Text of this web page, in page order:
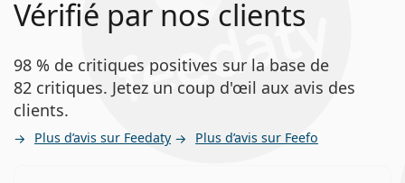
Aux personnes qui portent régulièrement des
lentilles de contact.
être portées pendant une période prolongée.
Questions fréquentes
Vérifié par nos clients
98 % de critiques positives sur la base de
82 critiques. Jetez un coup d'œil aux avis des
clients.
Plus d’avis sur Feedaty Plus d’avis sur Feefo